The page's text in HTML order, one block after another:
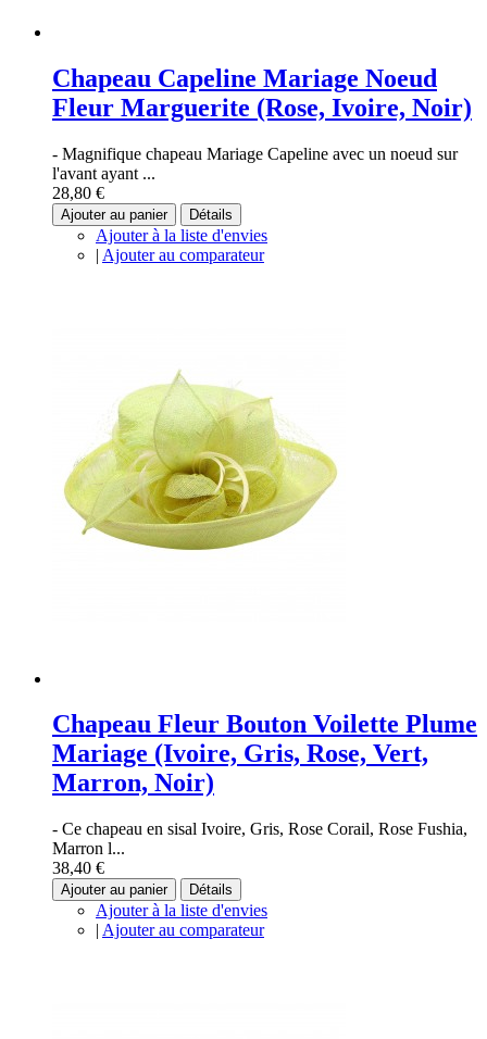
Chapeau Capeline Mariage Noeud
Fleur Marguerite (Rose, Ivoire, Noir)
- Magnifique chapeau Mariage Capeline avec un noeud sur
l'avant ayant ...
28,80 €
Ajouter au panier Détails
Ajouter à la liste d'envies
| Ajouter au comparateur
Chapeau Fleur Bouton Voilette Plume
Mariage (Ivoire, Gris, Rose, Vert,
Marron, Noir)
- Ce chapeau en sisal Ivoire, Gris, Rose Corail, Rose Fushia,
Marron l...
38,40 €
Ajouter au panier Détails
Ajouter à la liste d'envies
| Ajouter au comparateur